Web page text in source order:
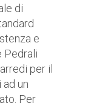
di
e
Pedrali
per il
un
Per